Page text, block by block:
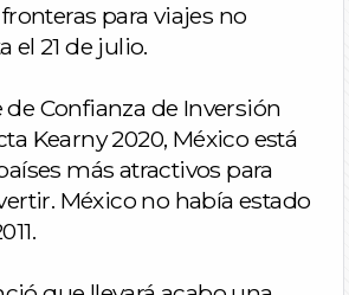
para viajes no
el 21 de julio.
Confianza de Inversión
Kearny 2020, México está
más atractivos para
México no había estado